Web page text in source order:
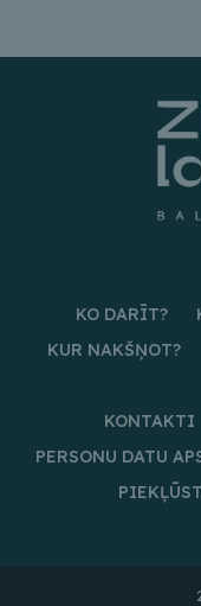
KO DARĪT?
KUR NAKŠŅOT?
KONTAKTI
PERSONU DATU